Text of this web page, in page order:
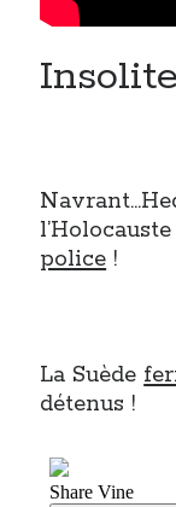
Insolite
police !
La Suède
détenus !